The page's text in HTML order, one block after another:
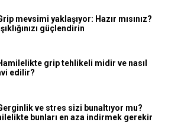
mevsimi yaklaşıyor: Hazır mısınız?
güçlendirin
grip tehlikeli midir ve nasıl
edilir?
ve stres sizi bunaltıyor mu?
bunları en aza indirmek gerekir